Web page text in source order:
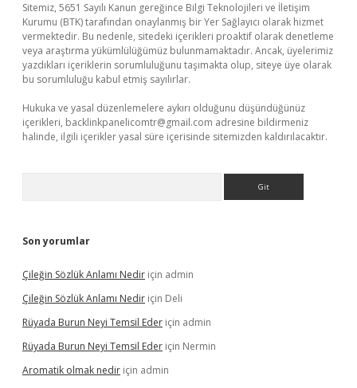
Sitemiz, 5651 Sayılı Kanun gereğince Bilgi Teknolojileri ve İletişim
Kurumu (BTK) tarafından onaylanmış bir Yer Sağlayıcı olarak hizmet
vermektedir. Bu nedenle, sitedeki içerikleri proaktif olarak denetleme
veya araştırma yükümlülüğümüz bulunmamaktadır. Ancak, üyelerimiz
yazdıkları içeriklerin sorumluluğunu taşımakta olup, siteye üye olarak
bu sorumluluğu kabul etmiş sayılırlar.
Hukuka ve yasal düzenlemelere aykırı olduğunu düşündüğünüz
içerikleri, backlinkpanelicomtr@gmail.com adresine bildirmeniz
halinde, ilgili içerikler yasal süre içerisinde sitemizden kaldırılacaktır.
Son yorumlar
Çileğin Sözlük Anlamı Nedir için admin
Çileğin Sözlük Anlamı Nedir için Deli
Rüyada Burun Neyi Temsil Eder için admin
Rüyada Burun Neyi Temsil Eder için Nermin
Aromatik olmak nedir için admin